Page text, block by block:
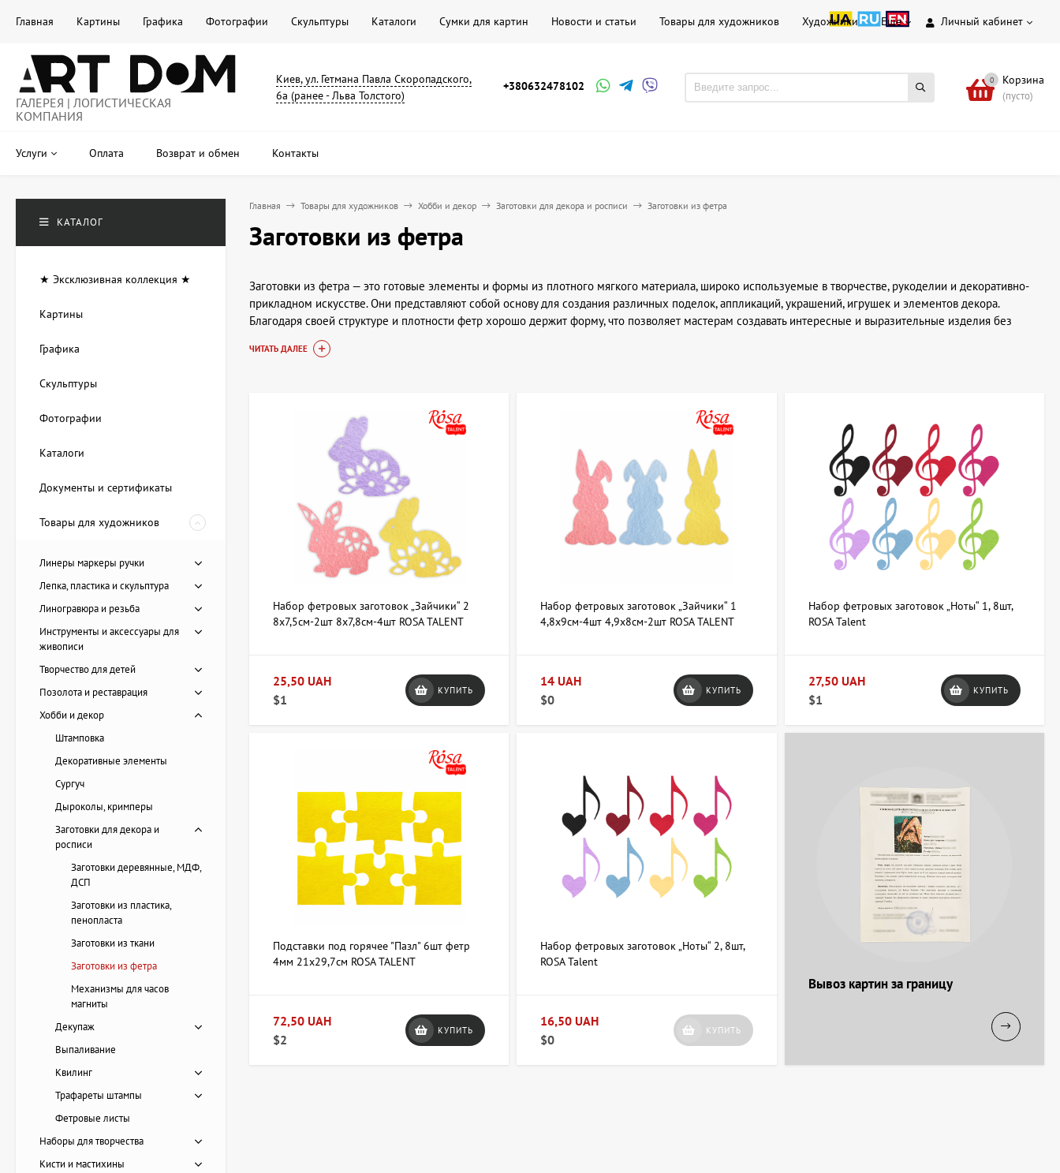
Личный кабинет
Главная Картины Графика Фотографии Скульптуры Каталоги Сумки для картин Новости и статьи Товары для художников Художники Еще
ГАЛЕРЕЯ | ЛОГИСТИЧЕСКАЯ
КОМПАНИЯ
Киев, ул. Гетмана Павла Скоропадского,
6а (ранее - Льва Толстого)
+380632478102 0 Корзина
(пусто)
Услуги Оплата Возврат и обмен Контакты
Главная Товары для художников Хобби и декор Заготовки для декора и росписи Заготовки из фетра
Заготовки из фетра
Заготовки из фетра — это готовые элементы и формы из плотного мягкого материала, широко используемые в творчестве, рукоделии и декоративно-
прикладном искусстве. Они представляют собой основу для создания различных поделок, аппликаций, украшений, игрушек и элементов декора.
Благодаря своей структуре и плотности фетр хорошо держит форму, что позволяет мастерам создавать интересные и выразительные изделия без
необходимости вырезать и обрабатывать материал самостоятельно.
В магазине АртДом на artdom.com.ua можно купить заготовки из фетра в Киеве и Украине с доставкой по всей стране. Ассортимент включает
разнообразные формы и размеры — от простых кругов и квадратов до сложных фигурок животных, растений и геометрических элементов. Заготовки
могут иметь различную плотность и цветовую гамму, что позволяет подобрать материал под конкретные задачи.
Основные виды заготовок из фетра, доступные в АртДом:
Фигурные заготовки — готовые силуэты для аппликаций и декорирования.
Плоские листы и полосы — универсальная основа для ручной работы.
Наборы для создания объемных поделок и игрушек.
Используют такие заготовки в творческих мастерских, для занятий с детьми, создания элементов интерьера, бижутерии или сценических декораций. На
Как выбрать заготовки из фетра: советы по подбору и применению
При выборе заготовок из фетра следует учитывать ряд факторов, которые влияют на конечный результат творческого проекта:
Плотность и толщина материала.Тонкий фетр хорошо подходит для аппликаций и мягких изделий, а более плотный — для объёмных поделок и
Важно выбирать форму, которая соответствует задумке будущей работы, и размер, удобный для обработки и
Подбор оттенков стимулирует творческий процесс и влияет на восприятие готового изделия.
Совместимость с дополнительными материалами.
Заготовки из фетра хорошо комбинируются с нитками для вышивки, клеями, бусинами и
другими декоративными элементами.
Заготовки подходят для начинающих мастеров и профессионалов, а также для проведения творческих занятий в детских садах и школах. При покупке
на artdom.com.ua вы можете рассчитывать на профессиональную консультацию и разнообразие вариантов для воплощения своих идей.
Есть вопросы по категории Заготовки из фетра?
ЧИТАТЬ ДАЛЕЕ
Набор фетровых заготовок „Зайчики“ 2
8х7,5см-2шт 8х7,8см-4шт ROSA TALENT
25,50 UAH
$1
КУПИТЬ
Набор фетровых заготовок „Зайчики“ 1
4,8х9см-4шт 4,9х8см-2шт ROSA TALENT
14 UAH
$0
КУПИТЬ
Набор фетровых заготовок „Ноты“ 1, 8шт,
ROSA Talent
27,50 UAH
$1
КУПИТЬ
Подставки под горячее "Пазл" 6шт фетр
4мм 21х29,7см ROSA TALENT
72,50 UAH
$2
КУПИТЬ
Набор фетровых заготовок „Ноты“ 2, 8шт,
ROSA Talent
16,50 UAH
$0
КУПИТЬ
Вывоз картин за границу
КАТАЛОГ
★ Эксклюзивная коллекция ★
Картины
Графика
Скульптуры
Фотографии
Каталоги
Документы и сертификаты
Товары для художников
Линеры маркеры ручки
Лепка, пластика и скульптура
Линогравюра и резьба
Инструменты и аксессуары для
живописи
Творчество для детей
Позолота и реставрация
Хобби и декор
Штамповка
Декоративные элементы
Сургуч
Дыроколы, кримперы
Заготовки для декора и
росписи
Заготовки деревянные, МДФ,
ДСП
Заготовки из пластика,
пенопласта
Заготовки из ткани
Заготовки из фетра
Механизмы для часов
магниты
Декупаж
Выпаливание
Квилинг
Трафареты штампы
Фетровые листы
Наборы для творчества
Кисти и мастихины